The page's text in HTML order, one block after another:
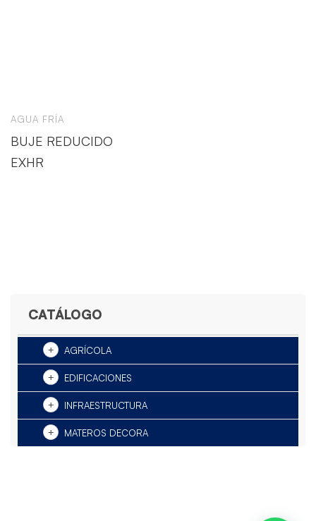
CATÁLOGO
AGRÍCOLA
EDIFICACIONES
INFRAESTRUCTURA
MATEROS DECORA
AGUA FRÍA
BUJE REDUCIDO
EXHR